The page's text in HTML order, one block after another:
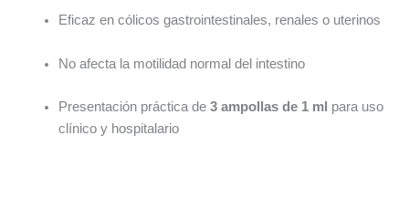
Eficaz en cólicos gastrointestinales, renales o uterinos
No afecta la motilidad normal del intestino
Presentación práctica de 3 ampollas de 1 ml para uso
clínico y hospitalario